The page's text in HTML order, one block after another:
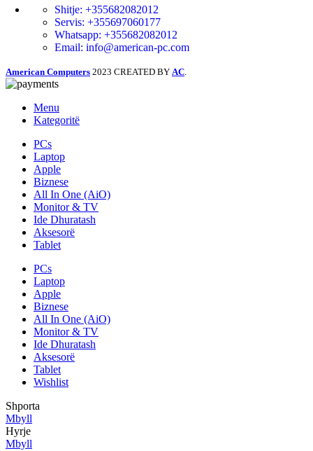
Shitje: +355682082012
Servis: +355697060177
Whatsapp: +355682082012
Email: info@american-pc.com
American Computers 2023 CREATED BY AC.
Menu
Kategoritë
PCs
Laptop
Apple
Biznese
All In One (AiO)
Monitor & TV
Ide Dhuratash
Aksesorë
Tablet
PCs
Laptop
Apple
Biznese
All In One (AiO)
Monitor & TV
Ide Dhuratash
Aksesorë
Tablet
Wishlist
Shporta
Mbyll
Hyrje
Mbyll